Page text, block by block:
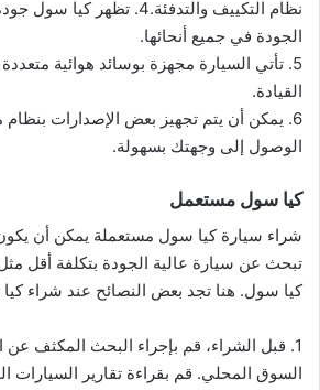
نظام التكييف والتدفئة.4. تظهر
الجودة في جميع أنحائها.
5. تأتي السيارة مجهزة بوسائد هوائية متعددة
القيادة.
6. يمكن أن يتم تجهيز بعض الإصدارات
الوصول إلى وجهتك بسهولة.
كيا سول مستعمل
شراء سيارة كيا سول مستعملة يمكن أن يكون
تبحث عن سيارة عالية الجودة بتكلفة أقل
كيا سول. هنا تجد بعض النصائح عند شراء
1. قبل الشراء، قم بإجراء البحث المكثف عن
السوق المحلي. قم بقراءة تقارير